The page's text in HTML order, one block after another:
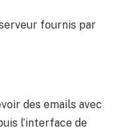
fournis par
des emails avec
l’interface de